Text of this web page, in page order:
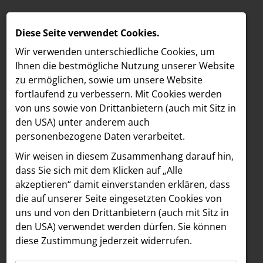
MELDUNGEN
LOEBELL NORDBERG
INNER
aehre
Astoria Artshow
B/S/H Hausgeräte
Meldungen / Vöslauer
Text Bilder
06.05.2025
Vöslauer stärkt
Markenpräsenz mit
Diese Seite verwendet Cookies.
Wir verwenden unterschiedliche Cookies, um
Ihnen die best­mögliche Nutzung unserer Website
zu ermöglichen, sowie um unsere Website
fortlaufend zu verbessern. Mit Cookies werden
von uns sowie von Drittanbietern (auch mit Sitz in
den USA) unter anderem auch
personenbezogene Daten verarbeitet.
Wir weisen in diesem Zusammenhang darauf hin,
dass Sie sich mit dem Klicken auf „Alle
akzeptieren“ damit ein­ver­standen erklären, dass
die auf unserer Seite eingesetzten Cookies von
uns und von den Drittanbietern (auch mit Sitz in
den USA) verwendet werden dürfen. Sie können
diese Zustimmung jederzeit widerrufen.